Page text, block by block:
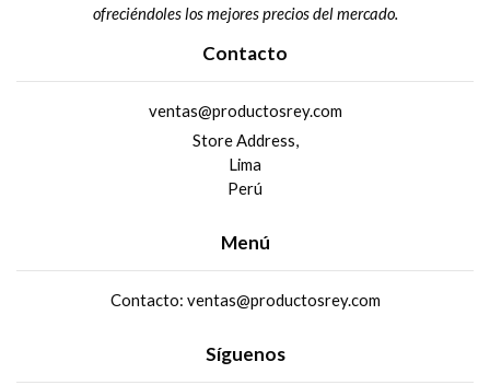
ofreciéndoles los mejores precios del mercado.
Contacto
ventas@productosrey.com
Store Address,
Lima
Perú
Menú
Contacto: ventas@productosrey.com
Síguenos